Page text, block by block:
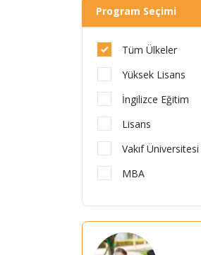
Program Seçimi
Tüm Ülkeler
Yüksek Lisans
İngilizce Eğitim
Lisans
Vakıf Üniversitesi
MBA